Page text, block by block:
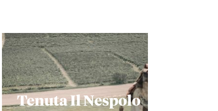
Tenuta Il Nespolo